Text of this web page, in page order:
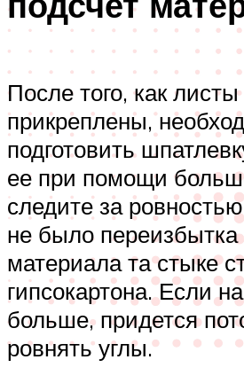
После того, как листы
прикреплены,
подготовить
ее при помощи
следите за
не было переизбытка
материала та стыке
гипсокартона. Если
больше, придется
ровнять углы.